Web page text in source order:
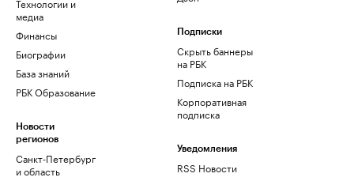
медиа
Финансы
Биографии
База знаний
РБК Образование
Новости
регионов
Санкт-Петербург
и область
Подписки
Скрыть баннеры
на РБК
Подписка на РБК
Корпоративная
подписка
Уведомления
RSS Новости